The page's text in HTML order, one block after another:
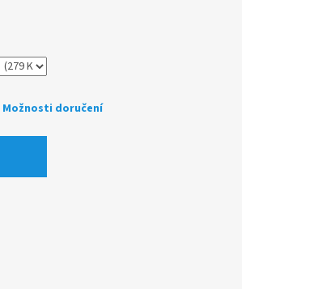
Možnosti doručení